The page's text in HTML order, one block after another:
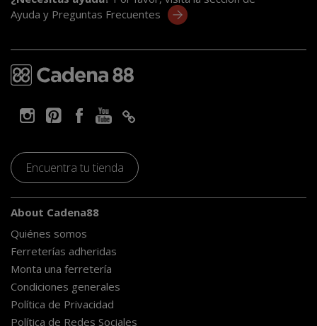
Ayuda y Preguntas Frecuentes
Encuentra tu tienda
About Cadena88
Quiénes somos
Ferreterías adheridas
Monta una ferretería
Condiciones generales
Política de Privacidad
Política de Redes Sociales